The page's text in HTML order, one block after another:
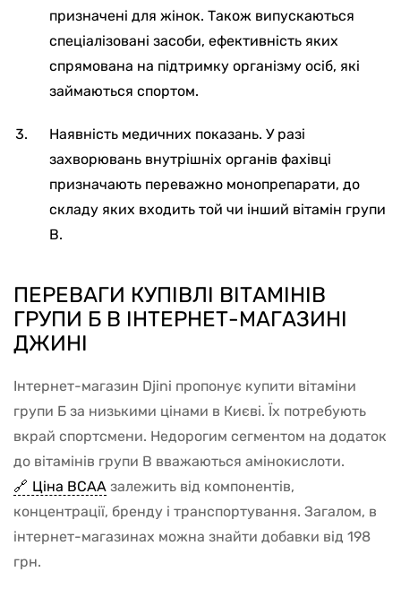
призначені для жінок. Також випускаються
спеціалізовані засоби, ефективність яких
спрямована на підтримку організму осіб, які
займаються спортом.
Наявність медичних показань. У разі
захворювань внутрішніх органів фахівці
призначають переважно монопрепарати, до
складу яких входить той чи інший вітамін групи
В.
ПЕРЕВАГИ КУПІВЛІ ВІТАМІНІВ
ГРУПИ Б В ІНТЕРНЕТ-МАГАЗИНІ
ДЖИНІ
Інтернет-магазин Djini пропонує купити вітаміни
групи Б за низькими цінами в Києві. Їх потребують
вкрай спортсмени. Недорогим сегментом на додаток
до вітамінів групи В вважаються амінокислоти.
Ціна ВСАА залежить від компонентів,
концентрації, бренду і транспортування. Загалом, в
інтернет-магазинах можна знайти добавки від 198
грн.